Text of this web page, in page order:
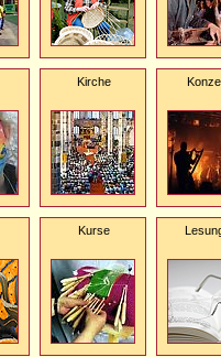
Kirche
Kurse